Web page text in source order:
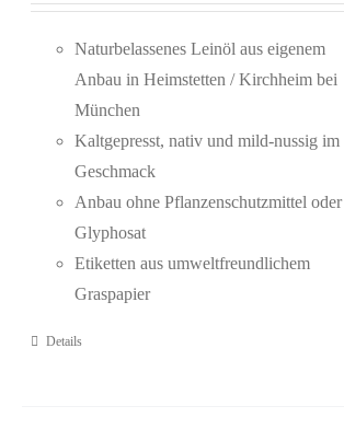
Naturbelassenes Leinöl aus eigenem
Anbau in Heimstetten / Kirchheim bei
München
Kaltgepresst, nativ und mild-nussig im
Geschmack
Anbau ohne Pflanzenschutzmittel oder
Glyphosat
Etiketten aus umweltfreundlichem
Graspapier
Details